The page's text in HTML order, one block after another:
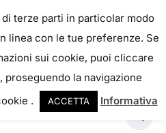
BENESSERE
non abbiamo mai una
fino a quando la
Josh Billings
terze parti in particolar modo
linea con le tue preferenze. Se
sui cookie, puoi cliccare
proseguendo la navigazione
.
ACCETTA Informativa